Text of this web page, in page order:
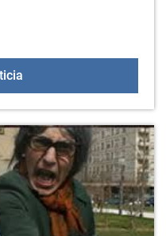
Próxima visita